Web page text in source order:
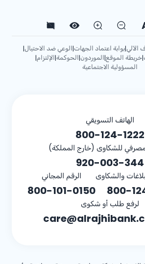
الآلي|بوابة اعتماد الجهات|الوعي ضد الاحتيال|
|خريطة الموقع|الموردون|الحوكمة|الإلتزام|
المسؤولية الاجتماعية
الهاتف التسويقي
800-124-1222
للشكاوى (خارج المملكة)
920-003-344
والشكاوى
800-
الرقم المجاني
800-101-0150
لرفع طلب أو شكوى